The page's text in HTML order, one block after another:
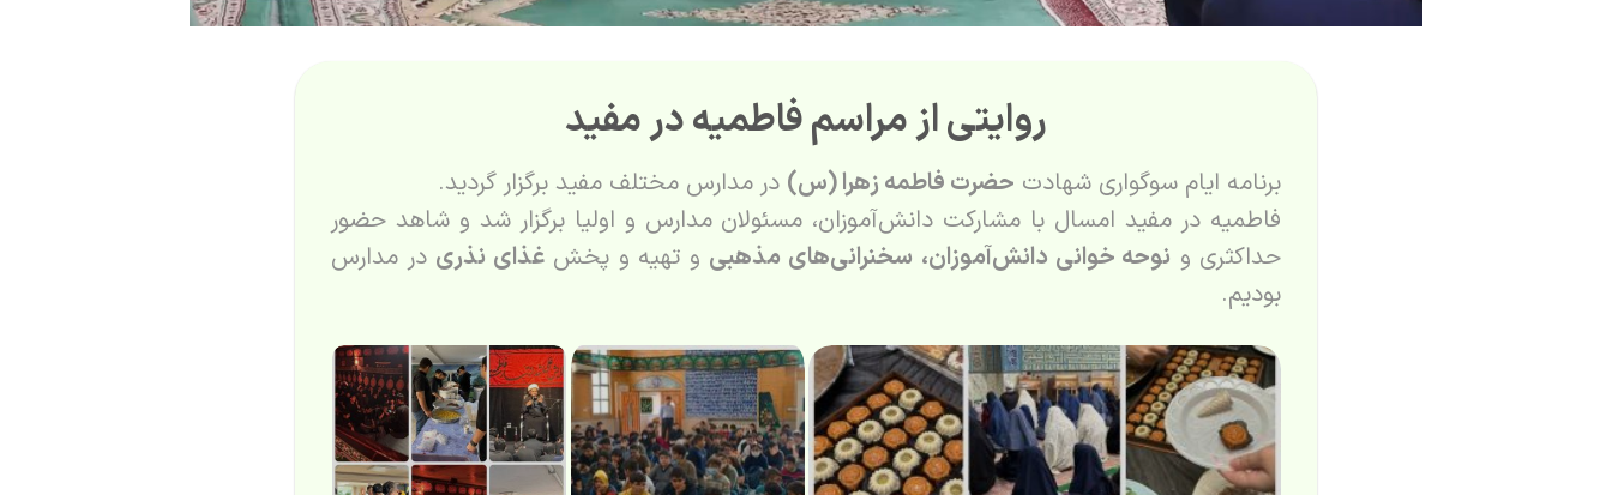
روایتی از مراسم فاطمیه در مفید
برنامه ایام سوگواری شهادت حضرت فاطمه زهرا (س) در مدارس مختلف مفید برگزار گردید.
فاطمیه در مفید امسال با مشارکت دانش‌آموزان، مسئولان مدارس و اولیا برگزار شد و شاهد حضور
حداکثری و نوحه خوانی دانش‌آموزان، سخنرانی‌های مذهبی و تهیه و پخشغذای نذری در مدارس
بودیم.